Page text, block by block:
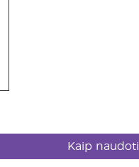
Kaip naudoti